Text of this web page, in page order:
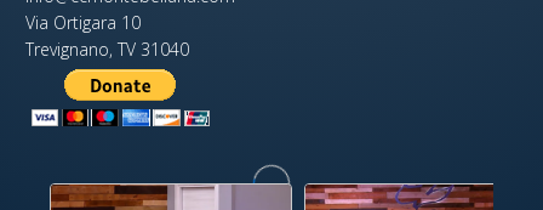
Via Ortigara 10
Trevignano, TV 31040